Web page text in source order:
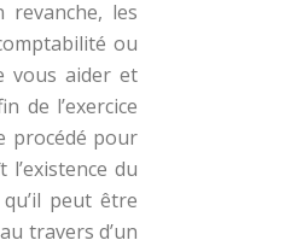
revanche, les
ou
vous aider et
de l’exercice
procédé pour
du
peut être
travers d’un